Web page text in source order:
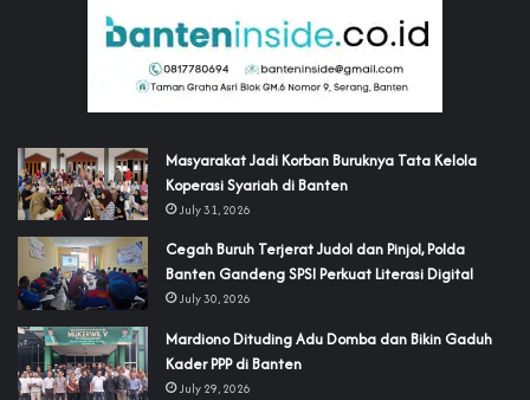
‎Masyarakat Jadi Korban Buruknya Tata Kelola
Koperasi Syariah di Banten
July 31, 2026
Cegah Buruh Terjerat Judol dan Pinjol, Polda
Banten Gandeng SPSI Perkuat Literasi Digital
July 30, 2026
‎Mardiono Dituding Adu Domba dan Bikin Gaduh
Kader PPP di Banten
July 29, 2026